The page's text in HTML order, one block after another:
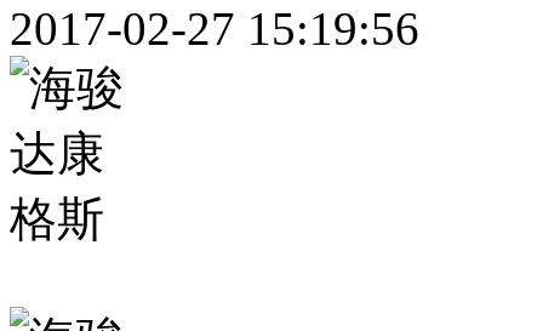
2017-02-27 15:19:56